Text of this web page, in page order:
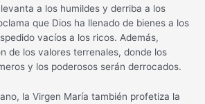
a los humildes y derriba a los
que Dios ha llenado de bienes a los
vacíos a los ricos. Además,
de los valores terrenales, donde los
y los poderosos serán derrocados.
la Virgen María también profetiza la